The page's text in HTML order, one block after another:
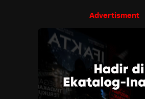
Advertisment